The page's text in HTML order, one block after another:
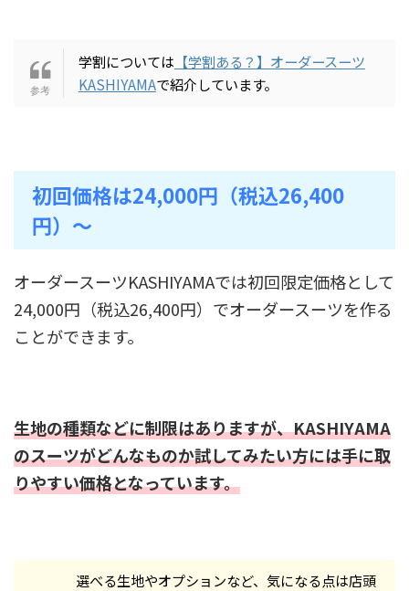
学割については 【学割ある？】オーダースーツ
KASHIYAMAで紹介しています。
初回価格は24,000円（税込26,400
円）～
オーダースーツKASHIYAMAでは初回限定価格として
24,000円（税込26,400円）でオーダースーツを作る
ことができます。
生地の種類などに制限はありますが、KASHIYAMA
のスーツがどんなものか試してみたい方には手に取
りやすい価格となっています。
選べる生地やオプションなど、気になる点は店頭